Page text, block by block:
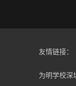
友情链接：
为明学校深